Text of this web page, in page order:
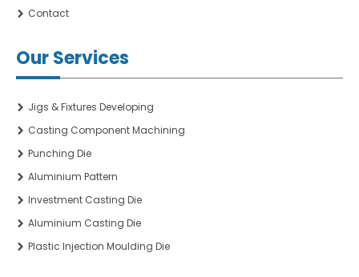
Contact
Our Services
Jigs & Fixtures Developing
Casting Component Machining
Punching Die
Aluminium Pattern
Investment Casting Die
Aluminium Casting Die
Plastic Injection Moulding Die